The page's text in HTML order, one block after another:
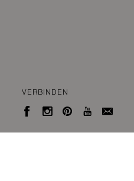
VERBINDEN
    